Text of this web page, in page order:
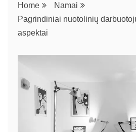
Home
Namai
Pagrindiniai nuotolinių
aspektai